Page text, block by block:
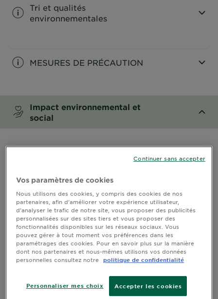
Tri et qualités
environnementales
MESURES DE PRÉCAUTION
Impact environnemental et
social
Vos paramètres de cookies
Nous utilisons des cookies, y compris des cookies de nos
partenaires, afin d’améliorer votre expérience utilisateur,
d’analyser le trafic de notre site, vous proposer des publicités
personnalisées sur des sites tiers et vous proposer des
fonctionnalités disponibles sur les réseaux sociaux. Vous
pouvez gérer à tout moment vos préférences dans les
paramétrages des cookies. Pour en savoir plus sur la manière
dont nos partenaires et nous-mêmes utilisons vos données
personnelles consultez notre
politique de confidentialité
Accepter les cookies
Personnaliser mes choix
Continuer sans accepter